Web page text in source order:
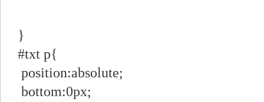
}
#txt p{
position:absolute;
bottom:0px;